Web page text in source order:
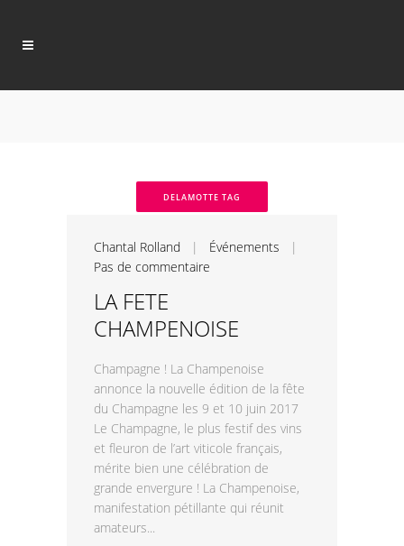
DELAMOTTE TAG
Chantal Rolland | Événements |
Pas de commentaire
LA FETE
CHAMPENOISE
Champagne ! La Champenoise
annonce la nouvelle édition de la fête
du Champagne les 9 et 10 juin 2017
Le Champagne, le plus festif des vins
et fleuron de l’art viticole français,
mérite bien une célébration de
grande envergure ! La Champenoise,
manifestation pétillante qui réunit
amateurs...